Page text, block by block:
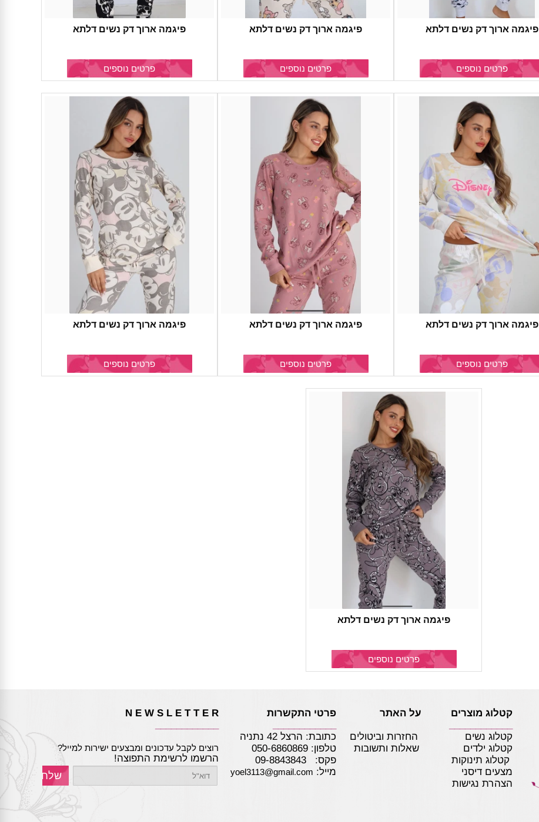
פיגמה ארוך דק נשים דלתא
פרטים נוספים
פיגמה ארוך דק נשים דלתא
פרטים נוספים
פיגמה ארוך דק נשים דלתא
פרטים נוספים
פיגמה ארוך דק נשים דלתא
פרטים נוספים
פיגמה ארוך דק נשים דלתא
פרטים נוספים
פיגמה ארוך דק נשים דלתא
פרטים נוספים
פיגמה ארוך דק נשים דלתא
פרטים נוספים
קטלוג מוצרים על האתר
קטלוג נשים
החזרות וביטולים
קטלוג ילדים
שאלות ותשובות
קטלוג תינוקות
מצעים דיסני
הצהרת נגישות
פרטי התקשרות
כתובת: הרצל 42 נתניה
טלפון: 050-6860869
פקס: 09-8843843
מייל: yoel3113@gmail.com
N E W S L E T T E R
רוצים לקבל עדכונים ומבצעים ישירות למייל?
הרשמו לרשימת התפוצה!